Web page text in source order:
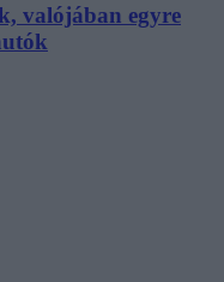
valójában egyre